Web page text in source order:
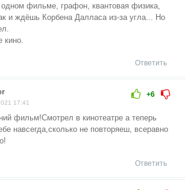
фильме, графон, квантовая физика,
и ждёшь Корбена Далласа из-за угла... Но
кино.
Ответить
+6
17:41
фильм!Смотрел в кинотеатре а теперь
навсегда,сколько не повторяеш, всеравно
Ответить